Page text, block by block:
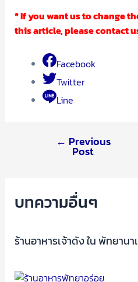
* If you want us to change
this article, please contact
Facebook
Twitter
Line
← Previous
Post
บทความอื่นๆ
ร้านอาหารเจ้าดัง ใน พัทยานา